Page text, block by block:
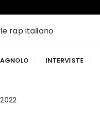
INTERVISTE